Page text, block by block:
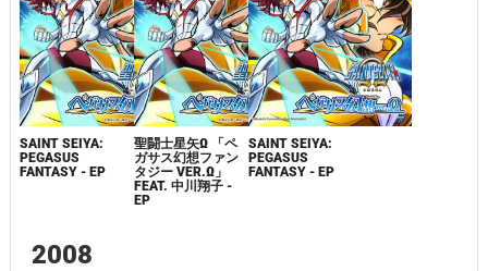
SAINT SEIYA:
PEGASUS
FANTASY - EP
聖闘士星矢Ω 「ペ
ガサス幻想ファン
タジー VER.Ω」
FEAT. 中川翔子 -
EP
SAINT SEIYA:
PEGASUS
FANTASY - EP
2008